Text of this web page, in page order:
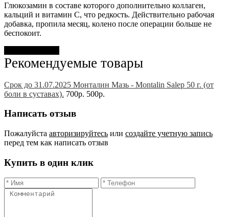
Глюкозамин в составе которого дополнительно коллаген,
кальций и витамин С, что редкость. Действительно рабочая
добавка, пропила месяц, колено после операции больше не
беспокоит.
Рекомендуемые товары
Срок до 31.07.2025 Монталин Мазь - Montalin Salep 50 г. (от
боли в суставах). 700р. 500р.
Написать отзыв
Пожалуйста авторизируйтесь или создайте учетную запись
перед тем как написать отзыв
Купить в один клик